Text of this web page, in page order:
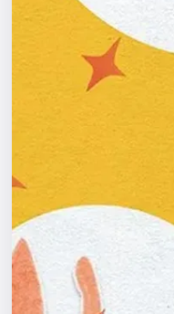
Артисты
Рейтинги